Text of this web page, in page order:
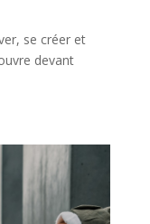
se créer et
devant